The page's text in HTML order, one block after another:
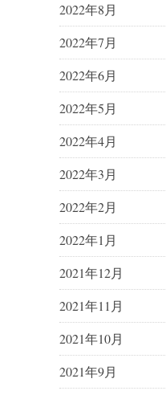
2022年8月
2022年7月
2022年6月
2022年5月
2022年4月
2022年3月
2022年2月
2022年1月
2021年12月
2021年11月
2021年10月
2021年9月